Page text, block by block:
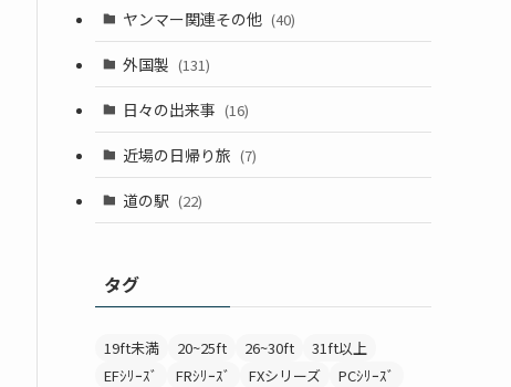
ヤンマー関連その他 (40)
外国製 (131)
日々の出来事 (16)
近場の日帰り旅 (7)
道の駅 (22)
タグ
19ft未満 20~25ft 26~30ft
31ft以上
EFｼﾘｰｽﾞ
FRｼﾘｰｽﾞ FXシリーズ
PCｼﾘｰｽﾞ